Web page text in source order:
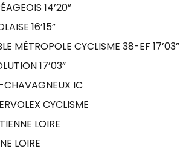
14’20”
16’15”
MÉTROPOLE CYCLISME 38-EF 17’03”
17’03”
IC
CYCLISME
LOIRE
LOIRE